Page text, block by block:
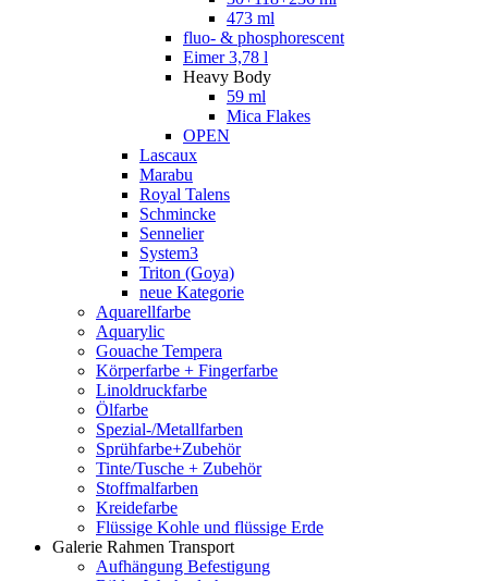
473 ml
fluo- & phosphorescent
Eimer 3,78 l
Heavy Body
59 ml
Mica Flakes
OPEN
Lascaux
Marabu
Royal Talens
Schmincke
Sennelier
System3
Triton (Goya)
neue Kategorie
Aquarellfarbe
Aquarylic
Gouache Tempera
Körperfarbe + Fingerfarbe
Linoldruckfarbe
Ölfarbe
Spezial-/Metallfarben
Sprühfarbe+Zubehör
Tinte/Tusche + Zubehör
Stoffmalfarben
Kreidefarbe
Flüssige Kohle und flüssige Erde
Galerie Rahmen Transport
Aufhängung Befestigung